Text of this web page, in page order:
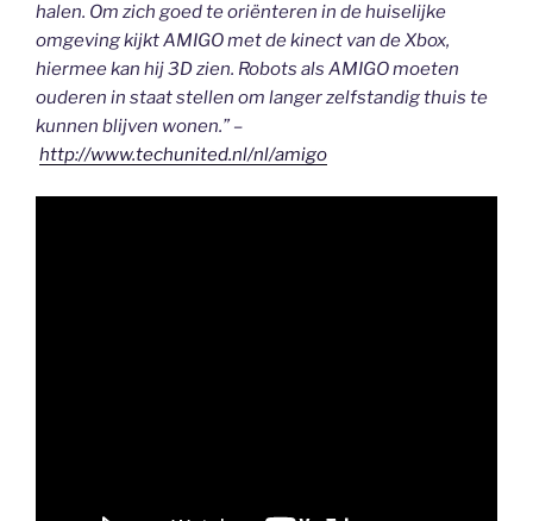
halen. Om zich goed te oriënteren in de huiselijke
omgeving kijkt AMIGO met de kinect van de Xbox,
hiermee kan hij 3D zien. Robots als AMIGO moeten
ouderen in staat stellen om langer zelfstandig thuis te
kunnen blijven wonen.” –
http://www.techunited.nl/nl/amigo